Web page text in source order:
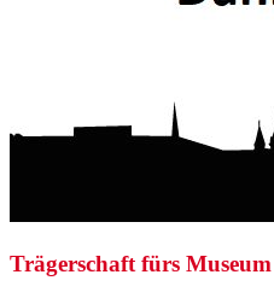
Trägerschaft fürs